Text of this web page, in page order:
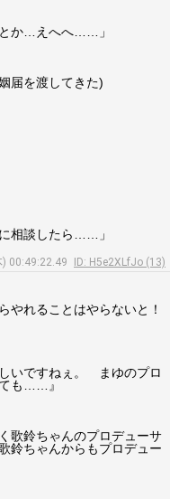
か…えへへ……」
届を渡してきた)
相談したら……」
00:49:22.49
ID: H5e2XLfJo (13)
やれることはやらないと！
いですねぇ。 まゆのプロ
も……』
鈴ちゃんのプロデューサ
鈴ちゃんからもプロデュー